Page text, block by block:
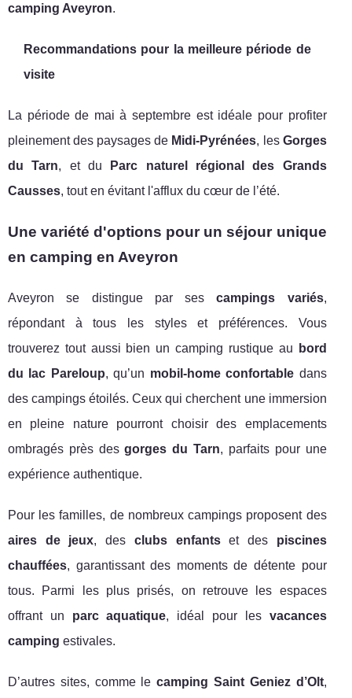
camping Aveyron.
Recommandations pour la meilleure période de
visite
La période de mai à septembre est idéale pour profiter
pleinement des paysages de Midi-Pyrénées, les Gorges
du Tarn, et du
Parc naturel régional des Grands
Causses, tout en évitant l'afflux du cœur de l’été.
Une variété d'options pour un séjour unique
en camping en Aveyron
Aveyron se distingue par sescampings variés,
répondant à tous les styles et préférences. Vous
trouverez tout aussi bien un camping rustique au
bord
du lac Pareloup, qu’un mobil-home confortable dans
des campings étoilés. Ceux qui cherchent une immersion
en pleine nature pourront choisir des emplacements
ombragés près desgorges du Tarn, parfaits pour une
expérience authentique.
Pour les familles, de nombreux campings proposent des
aires de jeux, des clubs enfantset des piscines
chauffées, garantissant des moments de détente pour
tous. Parmi les plus prisés, on retrouve les espaces
offrant un parc aquatique, idéal pour les vacances
camping estivales.
D’autres sites, comme lecamping Saint Geniez d’Olt,